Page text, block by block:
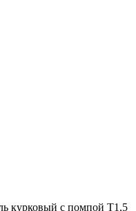
курковый с помпой T1,5